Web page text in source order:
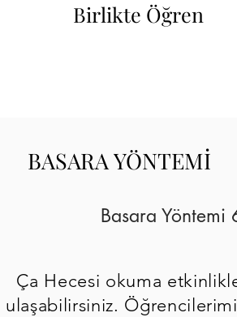
Birlikte Öğren
BASARA YÖNTEMİ
Basara Yöntemi
Ça Hecesi okuma
ulaşabilirsiniz.